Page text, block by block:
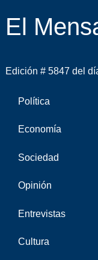
El
Edición # 5847 del
Política
Economía
Sociedad
Opinión
Entrevistas
Cultura